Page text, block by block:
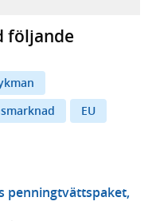
följande
EU
penningtvättspaket,